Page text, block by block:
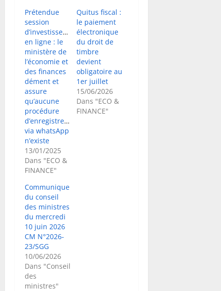
Prétendue
session
d’investissement
en ligne : le
ministère de
l’économie et
des finances
dément et
assure
qu’aucune
procédure
d’enregistrement
via whatsApp
n’existe
13/01/2025
Dans "ECO &
FINANCE"
Quitus fiscal :
le paiement
électronique
du droit de
timbre
devient
obligatoire au
1er juillet
15/06/2026
Dans "ECO &
FINANCE"
Communique
du conseil
des ministres
du mercredi
10 juin 2026
CM N°2026-
23/SGG
10/06/2026
Dans "Conseil
des
ministres"